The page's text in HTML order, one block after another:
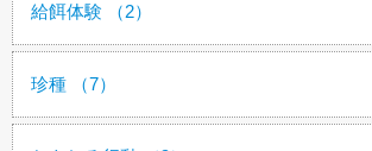
給餌体験 （2）
珍種 （7）